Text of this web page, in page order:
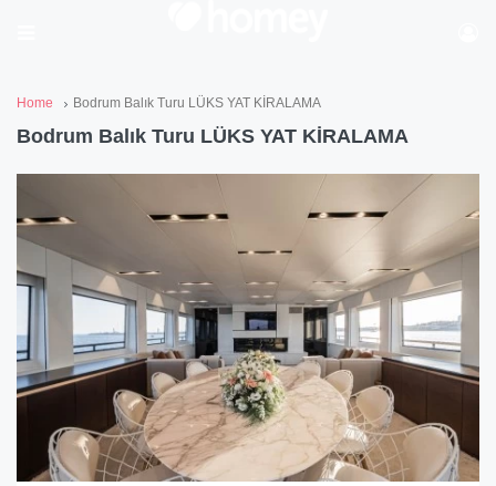
Home Bodrum Balık Turu LÜKS YAT KİRALAMA
Bodrum Balık Turu LÜKS YAT KİRALAMA